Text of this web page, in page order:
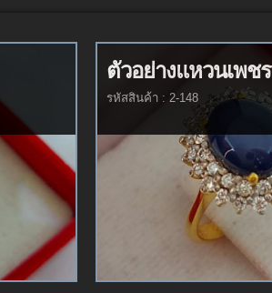
ตัวอย่างแหวนเพชร
รหัสสินค้า : 2-148